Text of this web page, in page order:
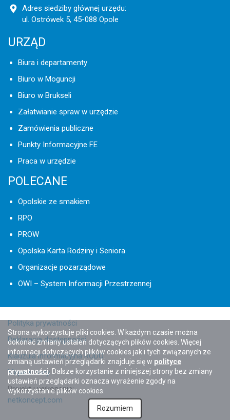
Adres siedziby głównej urzędu:
ul. Ostrówek 5, 45-088 Opole
URZĄD
Biura i departamenty
Biuro w Moguncji
Biuro w Brukseli
Załatwianie spraw w urzędzie
Zamówienia publiczne
Punkty Informacyjne FE
Praca w urzędzie
POLECANE
Opolskie ze smakiem
RPO
PROW
Opolska Karta Rodziny i Seniora
Organizacje pozarządowe
OWI – System Informacji Przestrzennej
Polityka prywatności
Deklaracja dostępności
Klauzula informacyjna RODO
Mapa strony
Projekt i wykonanie:
netkoncept.com
Strona wykorzystuje pliki cookies. W każdym czasie można
dokonać zmiany ustaleń dotyczących plików cookies. Więcej
informacji dotyczących plików cookies jak i tych związanych ze
zmianą ustawień przeglądarki znajduje się w polityce
prywatności. Dalsze korzystanie z niniejszej strony bez zmiany
ustawień przeglądarki oznacza wyrażenie zgody na
wykorzystanie plików cookies.
Rozumiem